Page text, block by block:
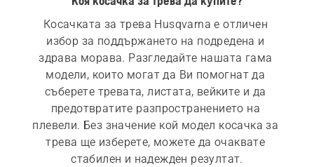
Косачката за трева Husqvarna е отличен
избор за поддържането на подредена и
здрава морава. Разгледайте нашата гама
модели, които могат да Ви помогнат да
съберете тревата, листата, вейките и да
предотвратите разпространението на
плевели. Без значение кой модел косачка за
трева ще изберете, можете да очаквате
стабилен и надежден резултат.